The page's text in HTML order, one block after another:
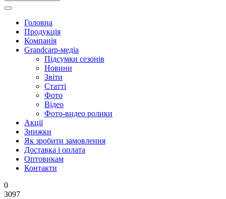
Головна
Продукція
Компанія
Grandcarp-медіа
Підсумки сезонів
Новини
Звіти
Статті
Фото
Відео
Фото-видео ролики
Акції
Знижки
Як зробити замовлення
Доставка і оплата
Оптовикам
Контакти
0
3097